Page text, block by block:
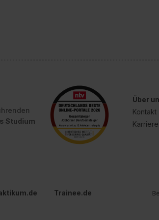
Studium
Über
Kontakt
Karriere
Trainee.de